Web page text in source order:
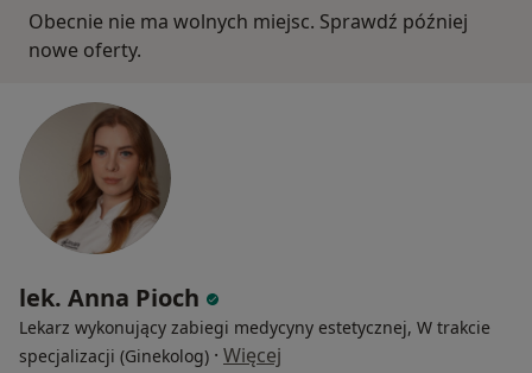
Obecnie nie ma wolnych miejsc. Sprawdź później
nowe oferty.
lek. Anna Pioch
Lekarz wykonujący zabiegi medycyny estetycznej, W trakcie
specjalizacji (Ginekolog) · Więcej